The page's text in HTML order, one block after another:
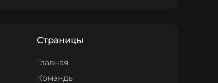
Страницы
Главная
Команды